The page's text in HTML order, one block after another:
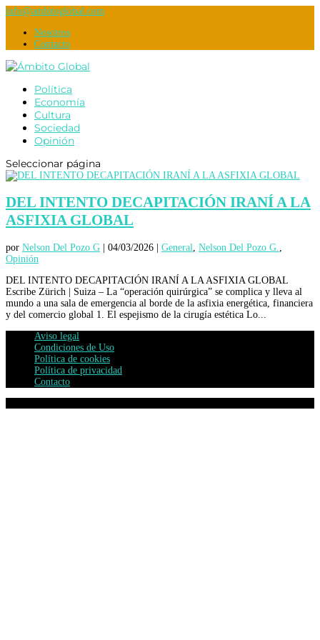
info@ambitoglobal.com
Nosotros
Contacto
Política
Economía
Cultura
Sociedad
Opinión
Seleccionar página
DEL INTENTO DECAPITACIÓN IRANÍ A LA
ASFIXIA GLOBAL
por Nelson Del Pozo G 04/03/2026 General Nelson Del Pozo G.
Opinión
DEL INTENTO DECAPITACIÓN IRANÍ A LA ASFIXIA GLOBAL
Escribe Zürich | Suiza – La “operación quirúrgica” se complica y lleva al
mundo a una sala de emergencia al borde de la asfixia energética, financiera
y del comercio global 1. El espejismo de la cirugía estética Lo...
Aviso legal
Condiciones de Uso
Política de cookies
Política de privacidad
Contacto